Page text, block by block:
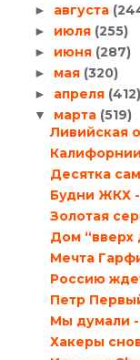
► августа
► июля (255)
► июня (287)
► мая (320)
► апреля (412)
▼ марта (519)
Ливийская
Десятка
Будни ЖКХ
Золотая
Дом “вверх
Мечта
Россию
Петр
Мы думали -
Хакеры